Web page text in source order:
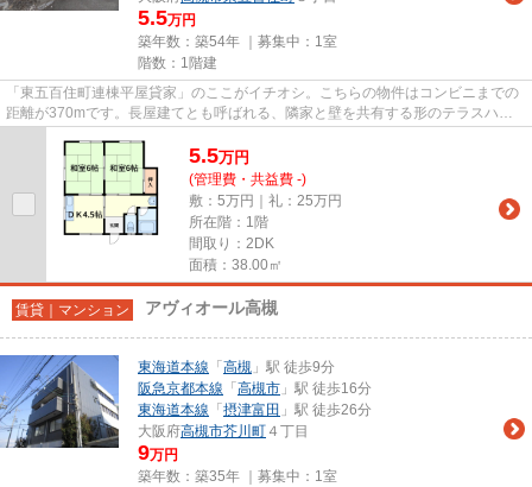
5.5万円
築年数：築54年 ｜募集中： 1室
階数：1階建
「東五百住町連棟平屋貸家」のここがイチオシ。こちらの物件はコンビニまでの
距離が370mです。長屋建てとも呼ばれる、隣家と壁を共有する形のテラスハウ
5.5万円
(管理費・共益費 -)
敷：5万円｜礼：25万円
所在階：1階
間取り：2DK
面積：38.00㎡
賃貸｜マンション アヴィオール高槻
東海道本線 「 高槻 」駅 徒歩9分
阪急京都本線 「 高槻市 」駅 徒歩16分
東海道本線 「 摂津富田 」駅 徒歩26分
大阪府高槻市芥川町 ４丁目
9万円
築年数：築35年 ｜募集中： 1室